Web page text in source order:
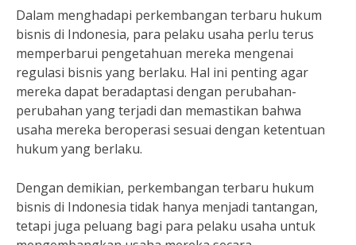
Dalam menghadapi perkembangan terbaru hukum
bisnis di Indonesia, para pelaku usaha perlu terus
memperbarui pengetahuan mereka mengenai
regulasi bisnis yang berlaku. Hal ini penting agar
mereka dapat beradaptasi dengan perubahan-
perubahan yang terjadi dan memastikan bahwa
usaha mereka beroperasi sesuai dengan ketentuan
hukum yang berlaku.
Dengan demikian, perkembangan terbaru hukum
bisnis di Indonesia tidak hanya menjadi tantangan,
tetapi juga peluang bagi para pelaku usaha untuk